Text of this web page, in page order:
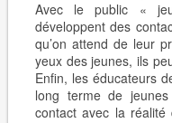
Avec le public «
développent des
qu’on attend de leur
yeux des jeunes, ils
Enfin, les éducateurs
long terme de
contact avec la